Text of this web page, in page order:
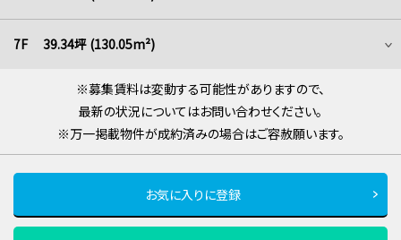
7F 39.34坪 (130.05m²)
※募集賃料は変動する可能性がありますので、
最新の状況についてはお問い合わせください。
※万一掲載物件が成約済みの場合はご容赦願います。
お気に入りに登録